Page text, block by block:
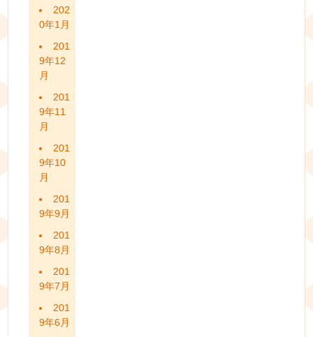
202
0年1月
201
9年12
月
201
9年11
月
201
9年10
月
201
9年9月
201
9年8月
201
9年7月
201
9年6月